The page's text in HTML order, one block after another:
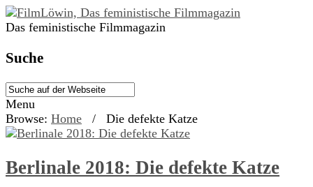
Das feministische Filmmagazin
Suche
Menu
Browse: Home / Die defekte Katze
Berlinale 2018: Die defekte Katze